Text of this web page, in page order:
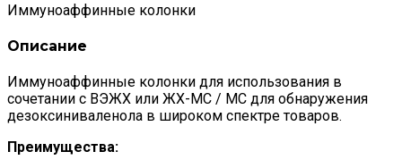
Иммуноаффинные колонки
Описание
Иммуноаффинные колонки для использования в
сочетании с ВЭЖХ или ЖХ-МС / МС для обнаружения
дезоксиниваленола в широком спектре товаров.
Преимущества: